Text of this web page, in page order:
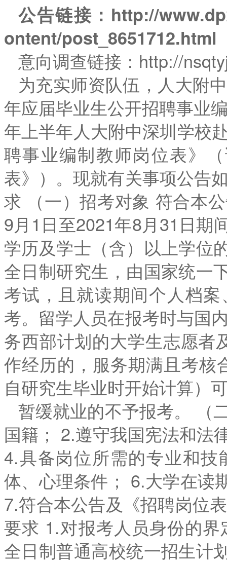
公告链接：http://
ontent/post_8651712.html
意向调查链接：http://
为充实师资队伍，人大附
年应届毕业生公开招聘事业
年上半年人大附中深圳学校
聘事业编制教师岗位表》
表》）。现就有关事项公告
求 （一）招考对象 符合本
9月1日至2021年8月31日期
学历及学士（含）以上学位
全日制研究生，由国家统一
考试，且就读期间个人档
考。留学人员在报考时与国
务西部计划的大学生志愿者
作经历的，服务期满且考核
自研究生毕业时开始计算）
暂缓就业的不予报考。 （
国籍； 2.遵守我国宪法和法
4.具备岗位所需的专业和
体、心理条件； 6.大学在读
7.符合本公告及《招聘岗位
要求 1.对报考人员身份的
全日制普通高校统一招生计